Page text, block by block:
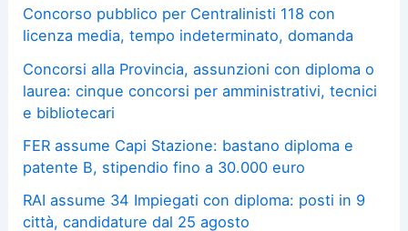
Concorso pubblico per Centralinisti 118 con
licenza media, tempo indeterminato, domanda
Concorsi alla Provincia, assunzioni con diploma o
laurea: cinque concorsi per amministrativi, tecnici
e bibliotecari
FER assume Capi Stazione: bastano diploma e
patente B, stipendio fino a 30.000 euro
RAI assume 34 Impiegati con diploma: posti in 9
città, candidature dal 25 agosto